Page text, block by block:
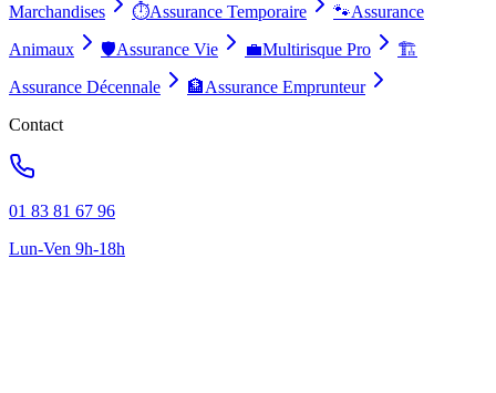
Marchandises
⏱️Assurance Temporaire 🐾Assurance
Animaux
🛡️Assurance Vie 💼Multirisque Pro
🏗️
Assurance Décennale
🏦Assurance Emprunteur
Contact
01 83 81 67 96
Lun-Ven 9h-18h